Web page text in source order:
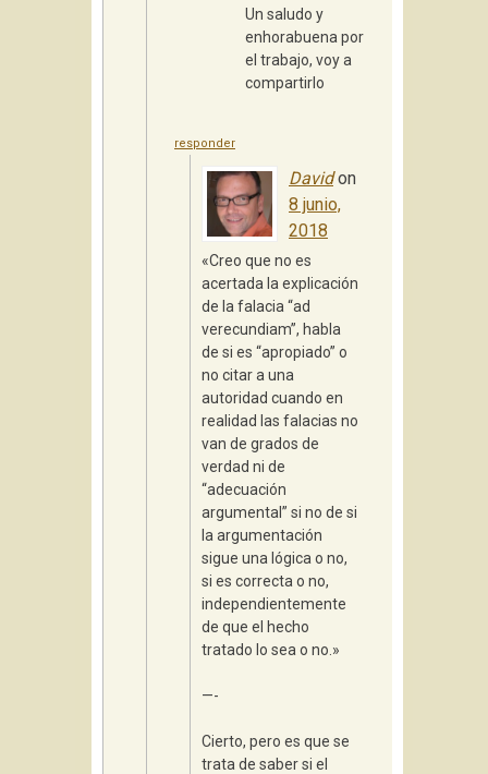
Un saludo y
enhorabuena por
el trabajo, voy a
compartirlo
responder
Davidon
8 junio,
2018
«Creo que no es
acertada la explicación
de la falacia “ad
verecundiam”, habla
de si es “apropiado” o
no citar a una
autoridad cuando en
realidad las falacias no
van de grados de
verdad ni de
“adecuación
argumental” si no de si
la argumentación
sigue una lógica o no,
si es correcta o no,
independientemente
de que el hecho
tratado lo sea o no.»
—-
Cierto, pero es que se
trata de saber si el